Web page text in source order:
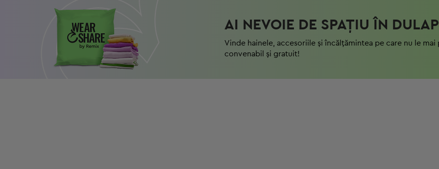
AI NEVOIE DE SPAȚIU ÎN
Vinde hainele, accesoriile și încălțămintea pe care nu le mai
convenabil și gratuit!